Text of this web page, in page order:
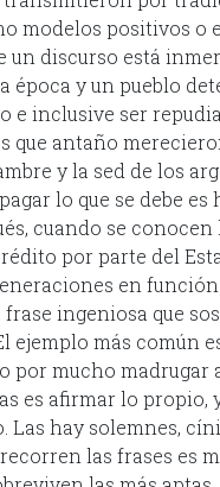
modelos positivos o
discurso está
época y un pueblo
e inclusive ser
que antaño
y la sed de los
lo que se debe
cuando se
por parte del
en
ingeniosa que
más común
por mucho madrugar
es afirmar lo propio,
hay solemnes,
las frases es